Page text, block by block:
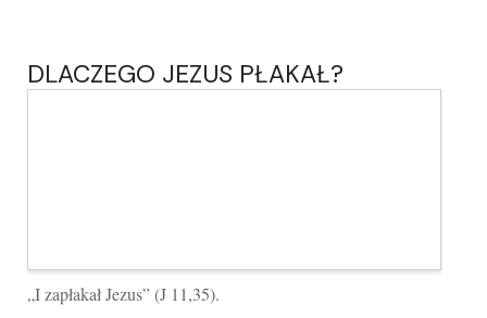
DLACZEGO JEZUS PŁAKAŁ?
„I zapłakał Jezus” (J 11,35).